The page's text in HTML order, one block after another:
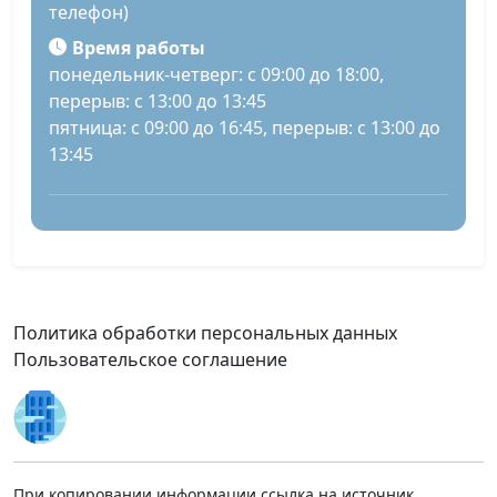
телефон)
Время работы
понедельник-четверг: с 09:00 до 18:00,
перерыв: с 13:00 до 13:45
пятница: с 09:00 до 16:45, перерыв: с 13:00 до
13:45
Политика обработки персональных данных
Пользовательское соглашение